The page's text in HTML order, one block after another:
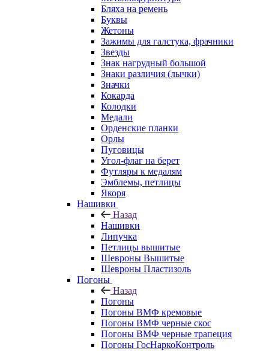
Бляха на ремень
Буквы
Жетоны
Зажимы для галстука, фрачники
Звезды
Знак нагрудный большой
Знаки различия (лычки)
Значки
Кокарда
Колодки
Медали
Орденские планки
Орлы
Пуговицы
Угол-флаг на берет
Футляры к медалям
Эмблемы, петлицы
Якоря
Нашивки
Назад
Нашивки
Липучка
Петлицы вышитые
Шевроны Вышитые
Шевроны Пластизоль
Погоны
Назад
Погоны
Погоны ВМФ кремовые
Погоны ВМФ черные скос
Погоны ВМФ черные трапеция
Погоны ГосНаркоКонтроль